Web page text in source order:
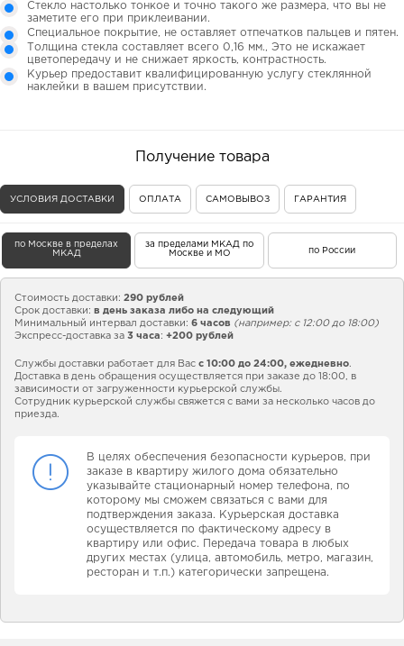
Стекло настолько тонкое и точно такого же размера, что вы не
заметите его при приклеивании.
Специальное покрытие, не оставляет отпечатков пальцев и пятен.
Толщина стекла составляет всего 0,16 мм., Это не искажает
цветопередачу и не снижает яркость, контрастность.
Курьер предоставит квалифицированную услугу стеклянной
наклейки в вашем присутствии.
Получение товара
УСЛОВИЯ ДОСТАВКИ ОПЛАТА САМОВЫВОЗ ГАРАНТИЯ
по Москве в пределах
МКАД
за пределами МКАД по
Москве и МО
по России
Стоимость доставки: 290 рублей
Срок доставки: в день заказа либо на следующий
Минимальный интервал доставки: 6 часов (например: с 12:00 до 18:00)
Экспресс-доставка за 3 часа : +200 рублей
Службы доставки работает для Вас с 10:00 до 24:00, ежедневно.
Доставка в день обращения осуществляется при заказе до 18:00, в
зависимости от загруженности курьерской службы.
Сотрудник курьерской службы свяжется с вами за несколько часов до
приезда.
В целях обеспечения безопасности курьеров, при
заказе в квартиру жилого дома обязательно
указывайте стационарный номер телефона, по
которому мы сможем связаться с вами для
подтверждения заказа. Курьерская доставка
осуществляется по фактическому адресу в
квартиру или офис. Передача товара в любых
других местах (улица, автомобиль, метро, магазин,
ресторан и т.п.) категорически запрещена.